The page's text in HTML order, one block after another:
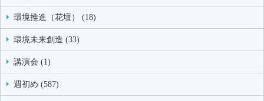
環境推進（花壇） (18)
環境未来創造 (33)
講演会 (1)
週初め (587)